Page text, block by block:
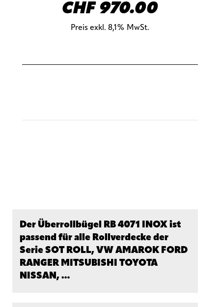
Rollbar
i
CHF970.00
Preis exkl. 8,1% MwSt.
Der Überrollbügel RB 4071 INOX ist
passend für alle Rollverdecke der
Serie SOT ROLL, VW AMAROK FORD
RANGER MITSUBISHI TOYOTA
NISSAN, …